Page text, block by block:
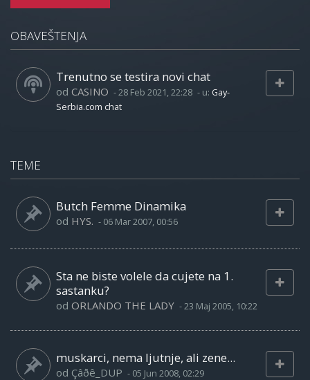
OBAVEŠTENJA
Trenutno se testira novi chat
od CASINO -28 Feb 2021, 22:28 - u: Gay-
Serbia.com chat
TEME
Butch Femme Dinamika
od HYS. - 06 Mar 2007, 00:56
Sta ne biste volele da cujete na 1.
sastanku?
od ORLANDO THE LADY -23 Maj 2005, 10:22
muskarci, nema ljutnje, ali zene...
od Çâðê_DUP - 05 Jun 2008, 02:29